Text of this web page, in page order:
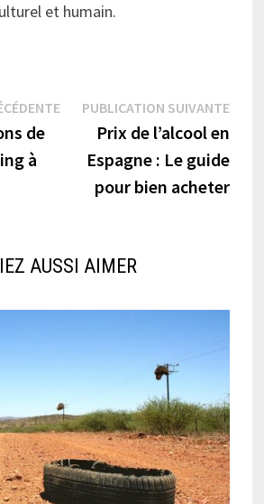
et humain.
Publication
précédente :
de
à
PUBLICATION SUIVANTE
Prix de l’alcool en
Espagne : Le guide
pour bien acheter
AUSSI AIMER